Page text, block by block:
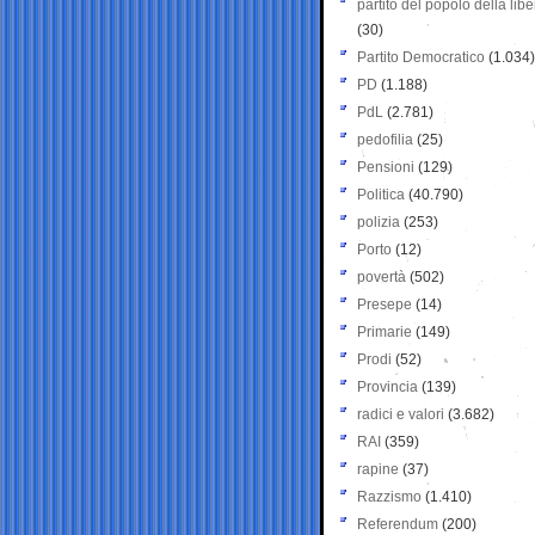
partito del popolo della
(30)
Partito Democratico (1.034)
PD (1.188)
PdL (2.781)
pedofilia (25)
Pensioni (129)
Politica (40.790)
polizia (253)
Porto (12)
povertà (502)
Presepe (14)
Primarie (149)
Prodi (52)
Provincia (139)
radici e valori (3.682)
RAI (359)
rapine (37)
Razzismo (1.410)
Referendum (200)